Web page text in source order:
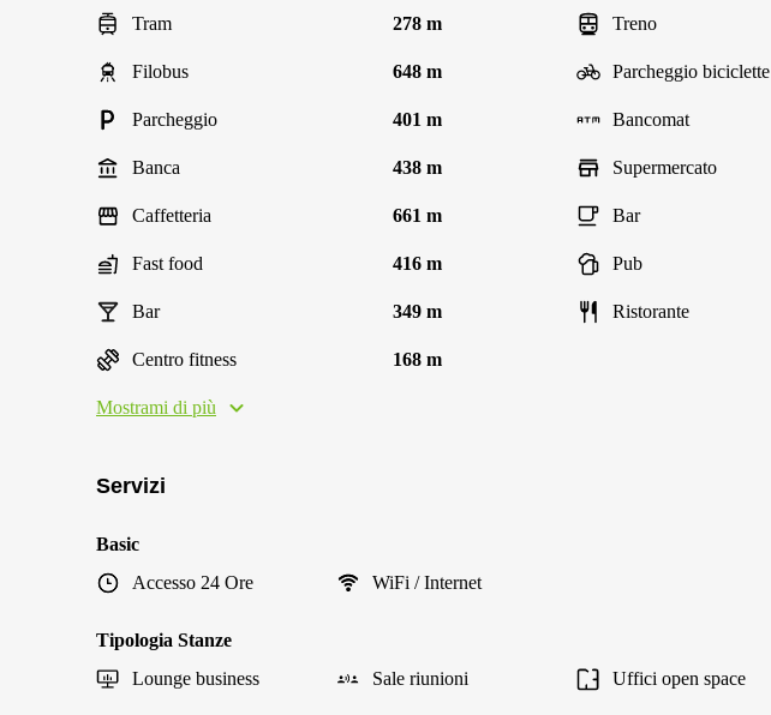
Tram 278 m Treno
Filobus 648 m Parcheggio biciclette
Parcheggio 401 m Bancomat
Banca 438 m Supermercato
Caffetteria 661 m Bar
Fast food 416 m Pub
Bar 349 m Ristorante
Centro fitness 168 m
Mostrami di più
Servizi
Basic
Accesso 24 Ore
WiFi / Internet
Tipologia Stanze
Lounge business
Sale riunioni Uffici open space